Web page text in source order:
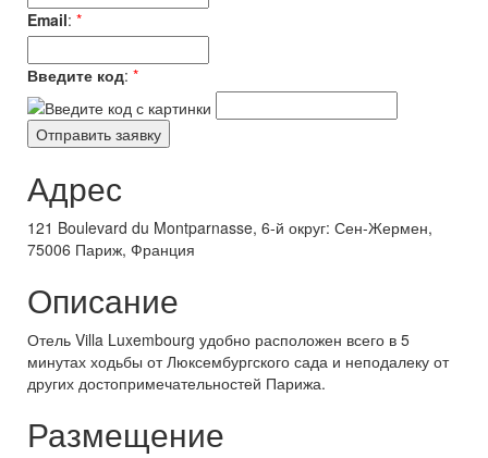
Email: *
Введите код: *
Адрес
121 Boulevard du Montparnasse, 6-й округ: Сен-Жермен,
75006 Париж, Франция
Описание
Отель Villa Luxembourg удобно расположен всего в 5
минутах ходьбы от Люксембургского сада и неподалеку от
других достопримечательностей Парижа.
Размещение